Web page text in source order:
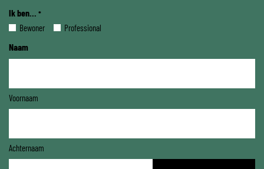
Ik ben... *
Bewoner Professional
Naam
Voornaam
Achternaam